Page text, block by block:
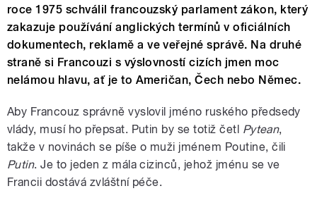
roce 1975 schválil francouzský parlament zákon, který
zakazuje používání anglických termínů v oficiálních
dokumentech, reklamě a ve veřejné správě. Na druhé
straně si Francouzi s výslovností cizích jmen moc
nelámou hlavu, ať je to Američan, Čech nebo Němec.
Aby Francouz správně vyslovil jméno ruského předsedy
vlády, musí ho přepsat. Putin by se totiž četl Pytean,
takže v novinách se píše o muži jménem Poutine, čili
Putin. Je to jeden z mála cizinců, jehož jménu se ve
Francii dostává zvláštní péče.